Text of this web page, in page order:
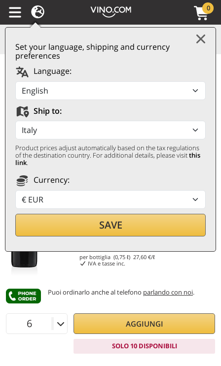
Set your language, shipping and currency
preferences
Language:
Ship to:
Product prices adjust automatically based on the tax regulations
of the destination country. For additional details, please visitthis
link.
Currency:
SAVE
0
Barossa Valley IG
Shiraz Portrait 2023
Peter Lehmann
PETER LEHMANN
0,75 ℓ
20,70€
per bottiglia (0,75 ℓ)27,60 €/ℓ
IVA e tasse inc.
Puoi ordinarlo anche al telefono parlando con noi.
AGGIUNGI
SOLO 10 DISPONIBILI